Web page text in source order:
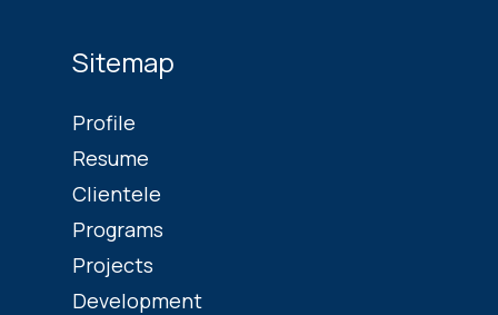
Sitemap
Profile
Resume
Clientele
Programs
Projects
Development